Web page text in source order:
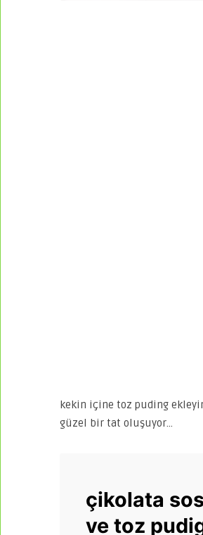
kekin içine toz puding
güzel bir tat oluşuyor…
çikolata
ve toz